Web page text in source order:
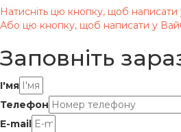
Натисніть цю кнопку, щоб написати
Або цю кнопку, щоб написати у
Заповніть
І'мя
Телефон
E-mail